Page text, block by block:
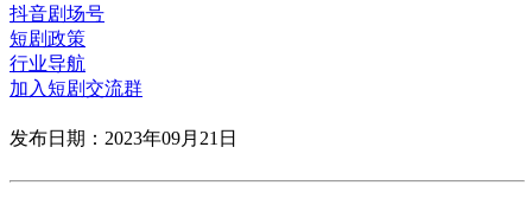
抖音剧场号
短剧政策
行业导航
加入短剧交流群
发布日期：2023年09月21日